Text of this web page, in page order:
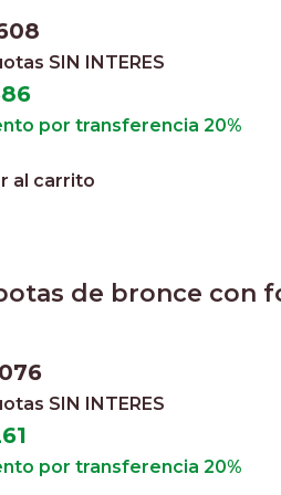
SIN INTERES
por transferencia 20%
al carrito
de bronce con
SIN INTERES
por transferencia 20%